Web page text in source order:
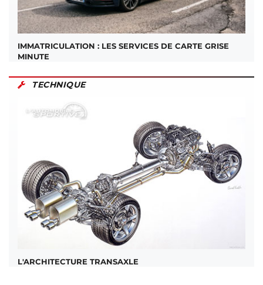
IMMATRICULATION : LES SERVICES DE CARTE GRISE
MINUTE
TECHNIQUE
L'ARCHITECTURE TRANSAXLE